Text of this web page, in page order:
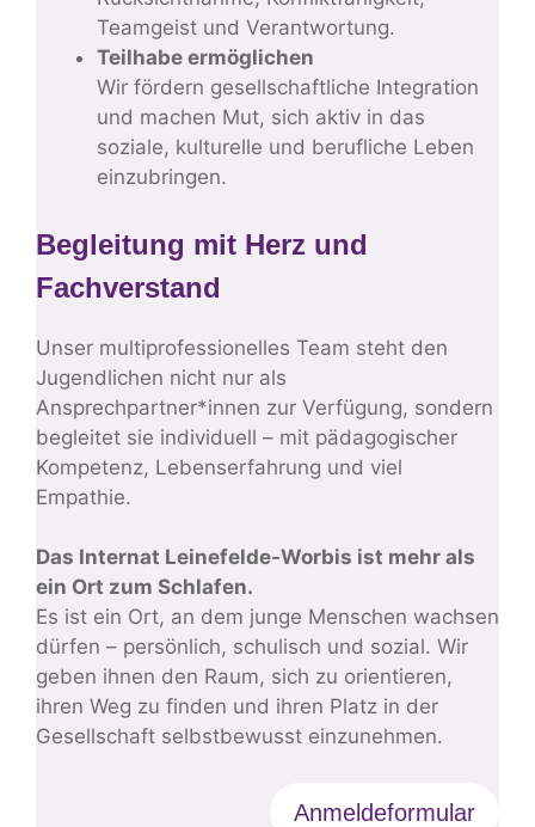
Teamgeist und Verantwortung.
Teilhabe ermöglichen
Wir fördern gesellschaftliche Integration
und machen Mut, sich aktiv in das
soziale, kulturelle und berufliche Leben
einzubringen.
Begleitung mit Herz und
Fachverstand
Unser multiprofessionelles Team steht den
Jugendlichen nicht nur als
Ansprechpartner*innen zur Verfügung, sondern
begleitet sie individuell – mit pädagogischer
Kompetenz, Lebenserfahrung und viel
Empathie.
Das Internat Leinefelde-Worbis ist mehr als
ein Ort zum Schlafen.
Es ist ein Ort, an dem junge Menschen wachsen
dürfen – persönlich, schulisch und sozial. Wir
geben ihnen den Raum, sich zu orientieren,
ihren Weg zu finden und ihren Platz in der
Gesellschaft selbstbewusst einzunehmen.
Anmeldeformular